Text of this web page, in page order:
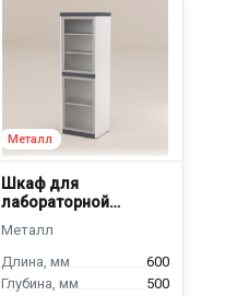
Шкаф для
лабораторной
600
500